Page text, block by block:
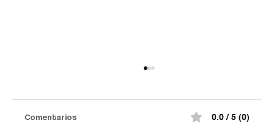
Comentarios 0.0 / 5 (0)